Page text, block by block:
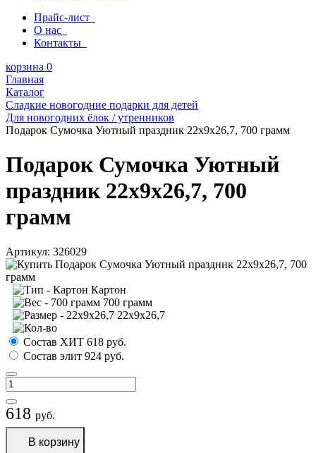
Прайс-лист
О нас
Контакты
корзина 0
Главная
Каталог
Сладкие новогодние подарки для детей
Для новогодних ёлок / утренников
Подарок Сумочка Уютный праздник 22х9х26,7, 700 грамм
Подарок Сумочка Уютный
праздник 22х9х26,7, 700
грамм
Артикул: 326029
Картон
700 грамм
22х9х26,7
Состав ХИТ 618 руб.
Состав элит 924 руб.
618 руб.
В корзину